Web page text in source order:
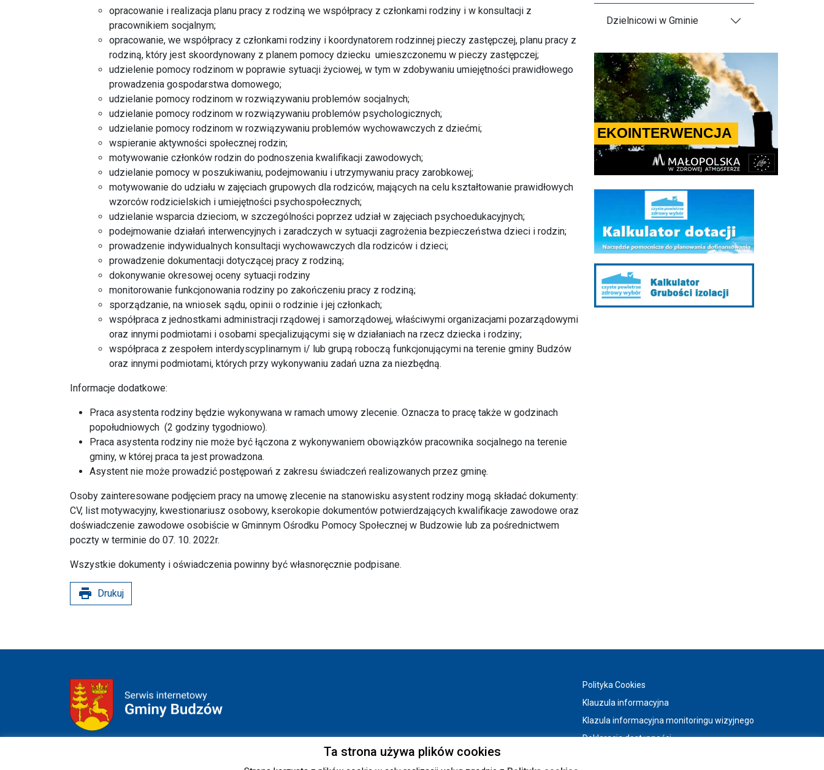
opracowanie i realizacja planu pracy z rodziną we współpracy z członkami rodziny i w konsultacji z
pracownikiem socjalnym;
opracowanie, we współpracy z członkami rodziny i koordynatorem rodzinnej pieczy zastępczej, planu pracy z
rodziną, który jest skoordynowany z planem pomocy dziecku umieszczonemu w pieczy zastępczej;
udzielenie pomocy rodzinom w poprawie sytuacji życiowej, w tym w zdobywaniu umiejętności prawidłowego
prowadzenia gospodarstwa domowego;
udzielanie pomocy rodzinom w rozwiązywaniu problemów socjalnych;
udzielanie pomocy rodzinom w rozwiązywaniu problemów psychologicznych;
udzielanie pomocy rodzinom w rozwiązywaniu problemów wychowawczych z dziećmi;
wspieranie aktywności społecznej rodzin;
motywowanie członków rodzin do podnoszenia kwalifikacji zawodowych;
udzielanie pomocy w poszukiwaniu, podejmowaniu i utrzymywaniu pracy zarobkowej;
motywowanie do udziału w zajęciach grupowych dla rodziców, mających na celu kształtowanie prawidłowych
wzorców rodzicielskich i umiejętności psychospołecznych;
udzielanie wsparcia dzieciom, w szczególności poprzez udział w zajęciach psychoedukacyjnych;
podejmowanie działań interwencyjnych i zaradczych w sytuacji zagrożenia bezpieczeństwa dzieci i rodzin;
prowadzenie indywidualnych konsultacji wychowawczych dla rodziców i dzieci;
prowadzenie dokumentacji dotyczącej pracy z rodziną;
dokonywanie okresowej oceny sytuacji rodziny
monitorowanie funkcjonowania rodziny po zakończeniu pracy z rodziną;
sporządzanie, na wniosek sądu, opinii o rodzinie i jej członkach;
współpraca z jednostkami administracji rządowej i samorządowej, właściwymi organizacjami pozarządowymi
oraz innymi podmiotami i osobami specjalizującymi się w działaniach na rzecz dziecka i rodziny;
współpraca z zespołem interdyscyplinarnym i/ lub grupą roboczą funkcjonującymi na terenie gminy Budzów
oraz innymi podmiotami, których przy wykonywaniu zadań uzna za niezbędną.
Informacje dodatkowe:
Praca asystenta rodziny będzie wykonywana w ramach umowy zlecenie. Oznacza to pracę także w godzinach
popołudniowych (2 godziny tygodniowo).
Praca asystenta rodziny nie może być łączona z wykonywaniem obowiązków pracownika socjalnego na terenie
gminy, w której praca ta jest prowadzona.
Asystent nie może prowadzić postępowań z zakresu świadczeń realizowanych przez gminę.
Osoby zainteresowane podjęciem pracy na umowę zlecenie na stanowisku asystent rodziny mogą składać dokumenty:
CV, list motywacyjny, kwestionariusz osobowy, kserokopie dokumentów potwierdzających kwalifikacje zawodowe oraz
doświadczenie zawodowe osobiście w Gminnym Ośrodku Pomocy Społecznej w Budzowie lub za pośrednictwem
poczty w terminie do 07. 10. 2022r.
Wszystkie dokumenty i oświadczenia powinny być własnoręcznie podpisane.
print Drukuj
Dzielnicowi w Gminie
Menu w stopce
Polityka Cookies
Klauzula informacyjna
Klazula informacyjna monitoringu wizyjnego
Deklaracja dostępności
Ta strona używa plików cookies